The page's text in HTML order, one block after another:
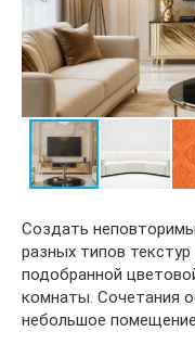
Создать
разных типов
подобранной
комнаты. Сочетания
небольшое